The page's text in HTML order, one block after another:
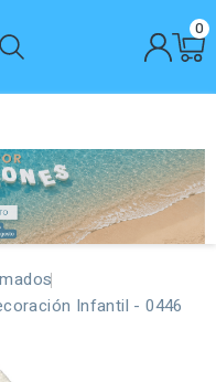
0
Infantil - 0446